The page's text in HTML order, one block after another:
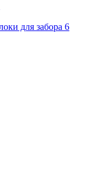
для забора 6